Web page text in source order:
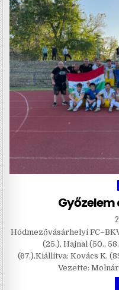
Győzelem
Hódmezővásárhelyi
(25.), Hajnal (50.,
(67.).Kiállítva: Kovács K.
Vezette: